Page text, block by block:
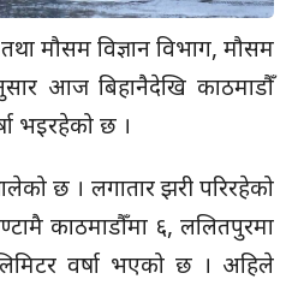
मौसम विज्ञान विभाग, मौसम
आज बिहानैदेखि काठमाडौँ
भइरहेको छ ।
छ । लगातार झरी परिरहेको
काठमाडौँमा ६, ललितपुरमा
वर्षा भएको छ । अहिले